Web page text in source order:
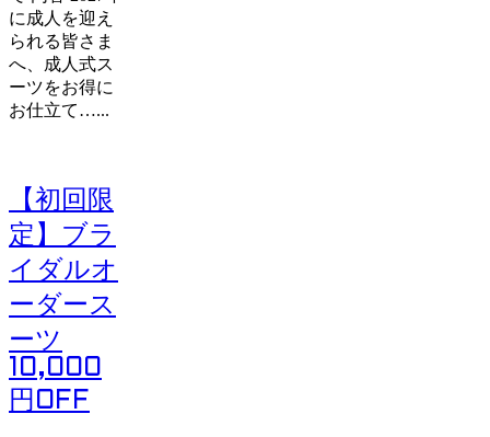
に成人を迎え
られる皆さま
へ、成人式ス
ーツをお得に
お仕立て…...
【初回限
定】ブラ
イダルオ
ーダース
ーツ
10,000
円OFF